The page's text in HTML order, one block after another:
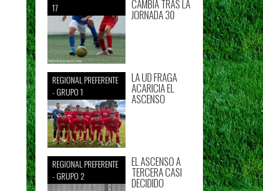
17
CAMBIA TRAS LA
JORNADA 30
REGIONAL PREFERENTE
- GRUPO 1
LA UD FRAGA
ACARICIA EL
ASCENSO
REGIONAL PREFERENTE
- GRUPO 2
EL ASCENSO A
TERCERA CASI
DECIDIDO